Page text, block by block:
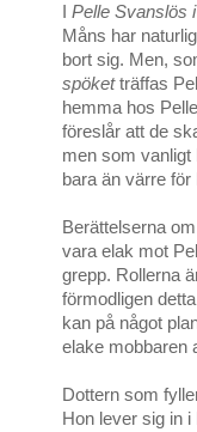
Pelle Svanslös
Måns har
bort sig. Men,
spöketträffas
hemma hos
föreslår att de
men som vanligt
bara än värre för
Berättelserna
vara elak mot
grepp. Rollerna
förmodligen
kan på något
elake mobbaren
Dottern som
Hon lever sig in